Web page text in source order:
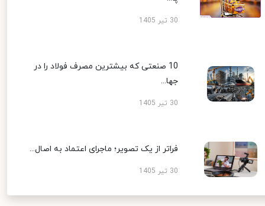
30 تیر 1405
10 صنعتی که بیشترین مصرف فولاد را در
جها...
30 تیر 1405
فراتر از یک تصویر؛ ماجرای اعتماد به اصال...
30 تیر 1405